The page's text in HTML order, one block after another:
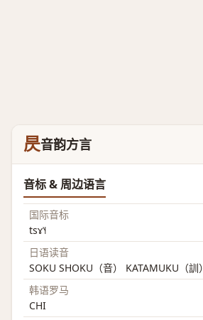
昃音韵方言
音标 & 周边语言
国际音标
tsɤ˥˧
日语读音
SOKU SHOKU（音） KATAMUKU（訓）
韩语罗马
CHI